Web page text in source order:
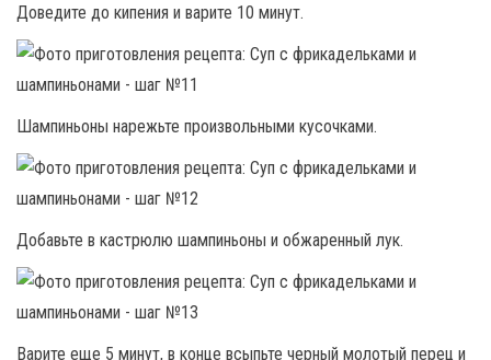
Доведите до кипения и варите 10 минут.
Шампиньоны нарежьте произвольными кусочками.
Добавьте в кастрюлю шампиньоны и обжаренный лук.
Варите еще 5 минут, в конце всыпьте черный молотый перец и